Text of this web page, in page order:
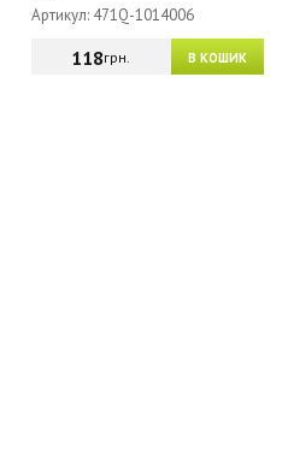
Артикул: 471Q-1014006
В КОШИК
118грн.